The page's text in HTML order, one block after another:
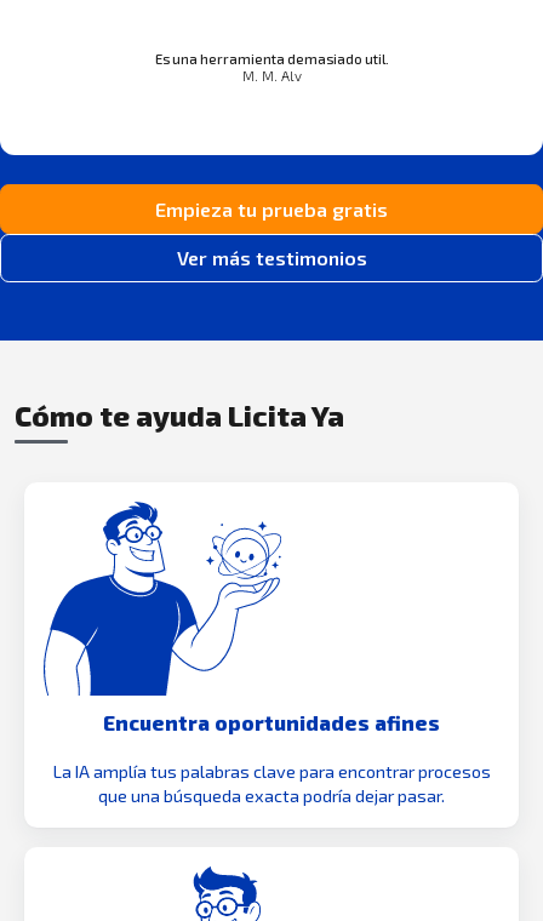
Es una herramienta demasiado util.
M. M. Alv
Empieza tu prueba gratis
Ver más testimonios
Cómo te ayuda Licita Ya
Encuentra oportunidades afines
La IA amplía tus palabras clave para encontrar procesos
que una búsqueda exacta podría dejar pasar.